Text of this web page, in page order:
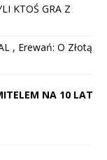
KTOŚ GRA Z
, Erewań: O Złotą
NA 10 LAT